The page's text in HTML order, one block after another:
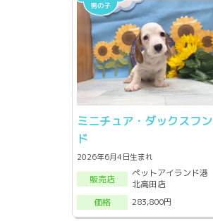
ミニチュア・ダックスフン
ド
2026年6月4日生まれ
販売店
ペットアイランド港
北高田店
価格
283,800円